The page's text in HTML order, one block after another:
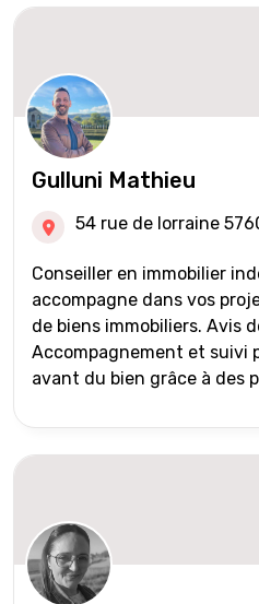
Gulluni Mathieu
54 rue de lorraine
Conseiller en immobilier
accompagne dans vos
de biens immobiliers. Avis de valeur offert
Accompagnement et suivi
avant du bien grâce à des
international) Validation
acquéreurs auprès de
réseau Iad France et Iad